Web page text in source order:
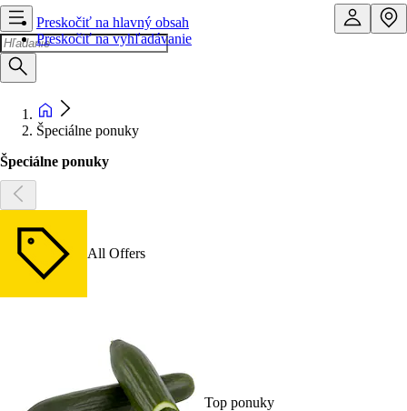
Preskočiť na hlavný obsah
Preskočiť na vyhľadávanie
Špeciálne ponuky
Špeciálne ponuky
All Offers
Top ponuky